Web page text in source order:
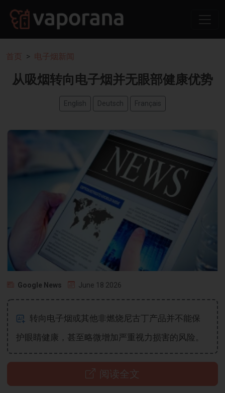
首页 电子烟新闻
从吸烟转向电子烟并无眼部健康优势
English Deutsch Français
Google News June 18 2026
转向电子烟或其他非燃烧尼古丁产品并不能保
护眼睛健康，甚至略微增加严重视力损害的风险。
阅读全文